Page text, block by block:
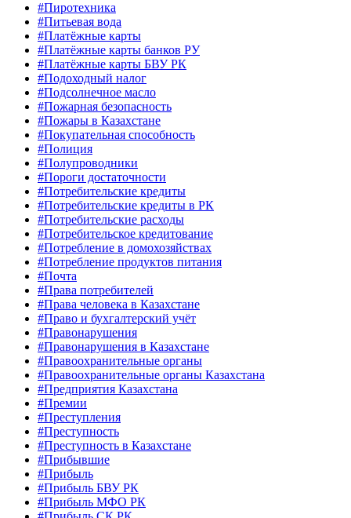
#Пиротехника
#Питьевая вода
#Платёжные карты
#Платёжные карты банков РУ
#Платёжные карты БВУ РК
#Подоходный налог
#Подсолнечное масло
#Пожарная безопасность
#Пожары в Казахстане
#Покупательная способность
#Полиция
#Полупроводники
#Пороги достаточности
#Потребительские кредиты
#Потребительские кредиты в РК
#Потребительские расходы
#Потребительское кредитование
#Потребление в домохозяйствах
#Потребление продуктов питания
#Почта
#Права потребителей
#Права человека в Казахстане
#Право и бухгалтерский учёт
#Правонарушения
#Правонарушения в Казахстане
#Правоохранительные органы
#Правоохранительные органы Казахстана
#Предприятия Казахстана
#Премии
#Преступления
#Преступность
#Преступность в Казахстане
#Прибывшие
#Прибыль
#Прибыль БВУ РК
#Прибыль МФО РК